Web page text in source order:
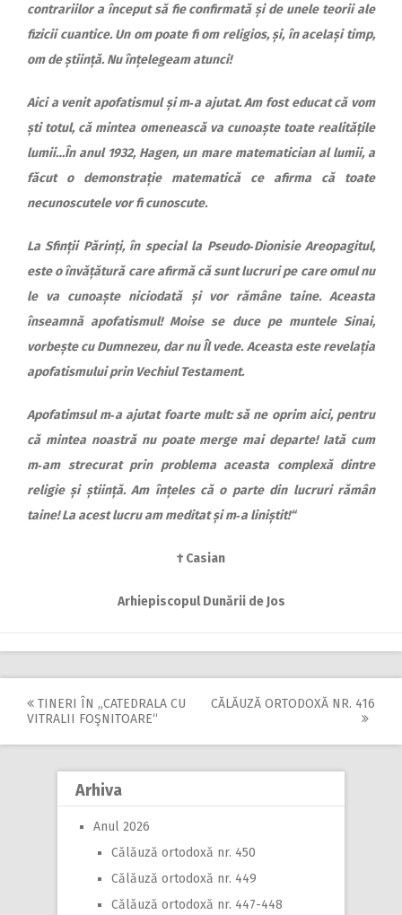
contrariilor a început să fie confirmată și de unele teorii ale
fizicii cuantice. Un om poate fi om religios, și, în același timp,
om de știință. Nu înțelegeam atunci!
Aici a venit apofatismul și m‑a ajutat. Am fost educat că vom
ști totul, că mintea omenească va cunoaște toate realitățile
lumii…În anul 1932, Hagen, un mare mate­matician al lumii, a
făcut o demonstrație matematică ce afirma că toate
necunoscutele vor fi cunoscute.
La Sfinții Părinți, în special la Pseudo‑Dionisie Areopagitul,
este o învățătură care afirmă că sunt lucruri pe care omul nu
le va cunoaște niciodată și vor rămâne taine. Aceasta
înseamnă apofatismul! Moise se duce pe muntele Sinai,
vorbește cu Dumnezeu, dar nu Îl vede. Aceasta este revelația
apofatismului prin Vechiul Testament.
Apofatimsul m‑a ajutat foarte mult: să ne oprim aici, pentru
că mintea noastră nu poate merge mai departe! Iată cum
m‑am strecurat prin problema aceasta complexă dintre
religie și știință. Am înțeles că o parte din lucruri rămân
taine! La acest lucru am meditat și m‑a liniștit!“
† Casian
Arhiepiscopul Dunării de Jos
Post
navigation
TINERI ÎN „CATEDRALA CU
VITRALII FOŞNITOARE“
CĂLĂUZĂ ORTODOXĂ NR. 416
Arhiva
Anul 2026
Călăuză ortodoxă nr. 450
Călăuză ortodoxă nr. 449
Călăuză ortodoxă nr. 447-448